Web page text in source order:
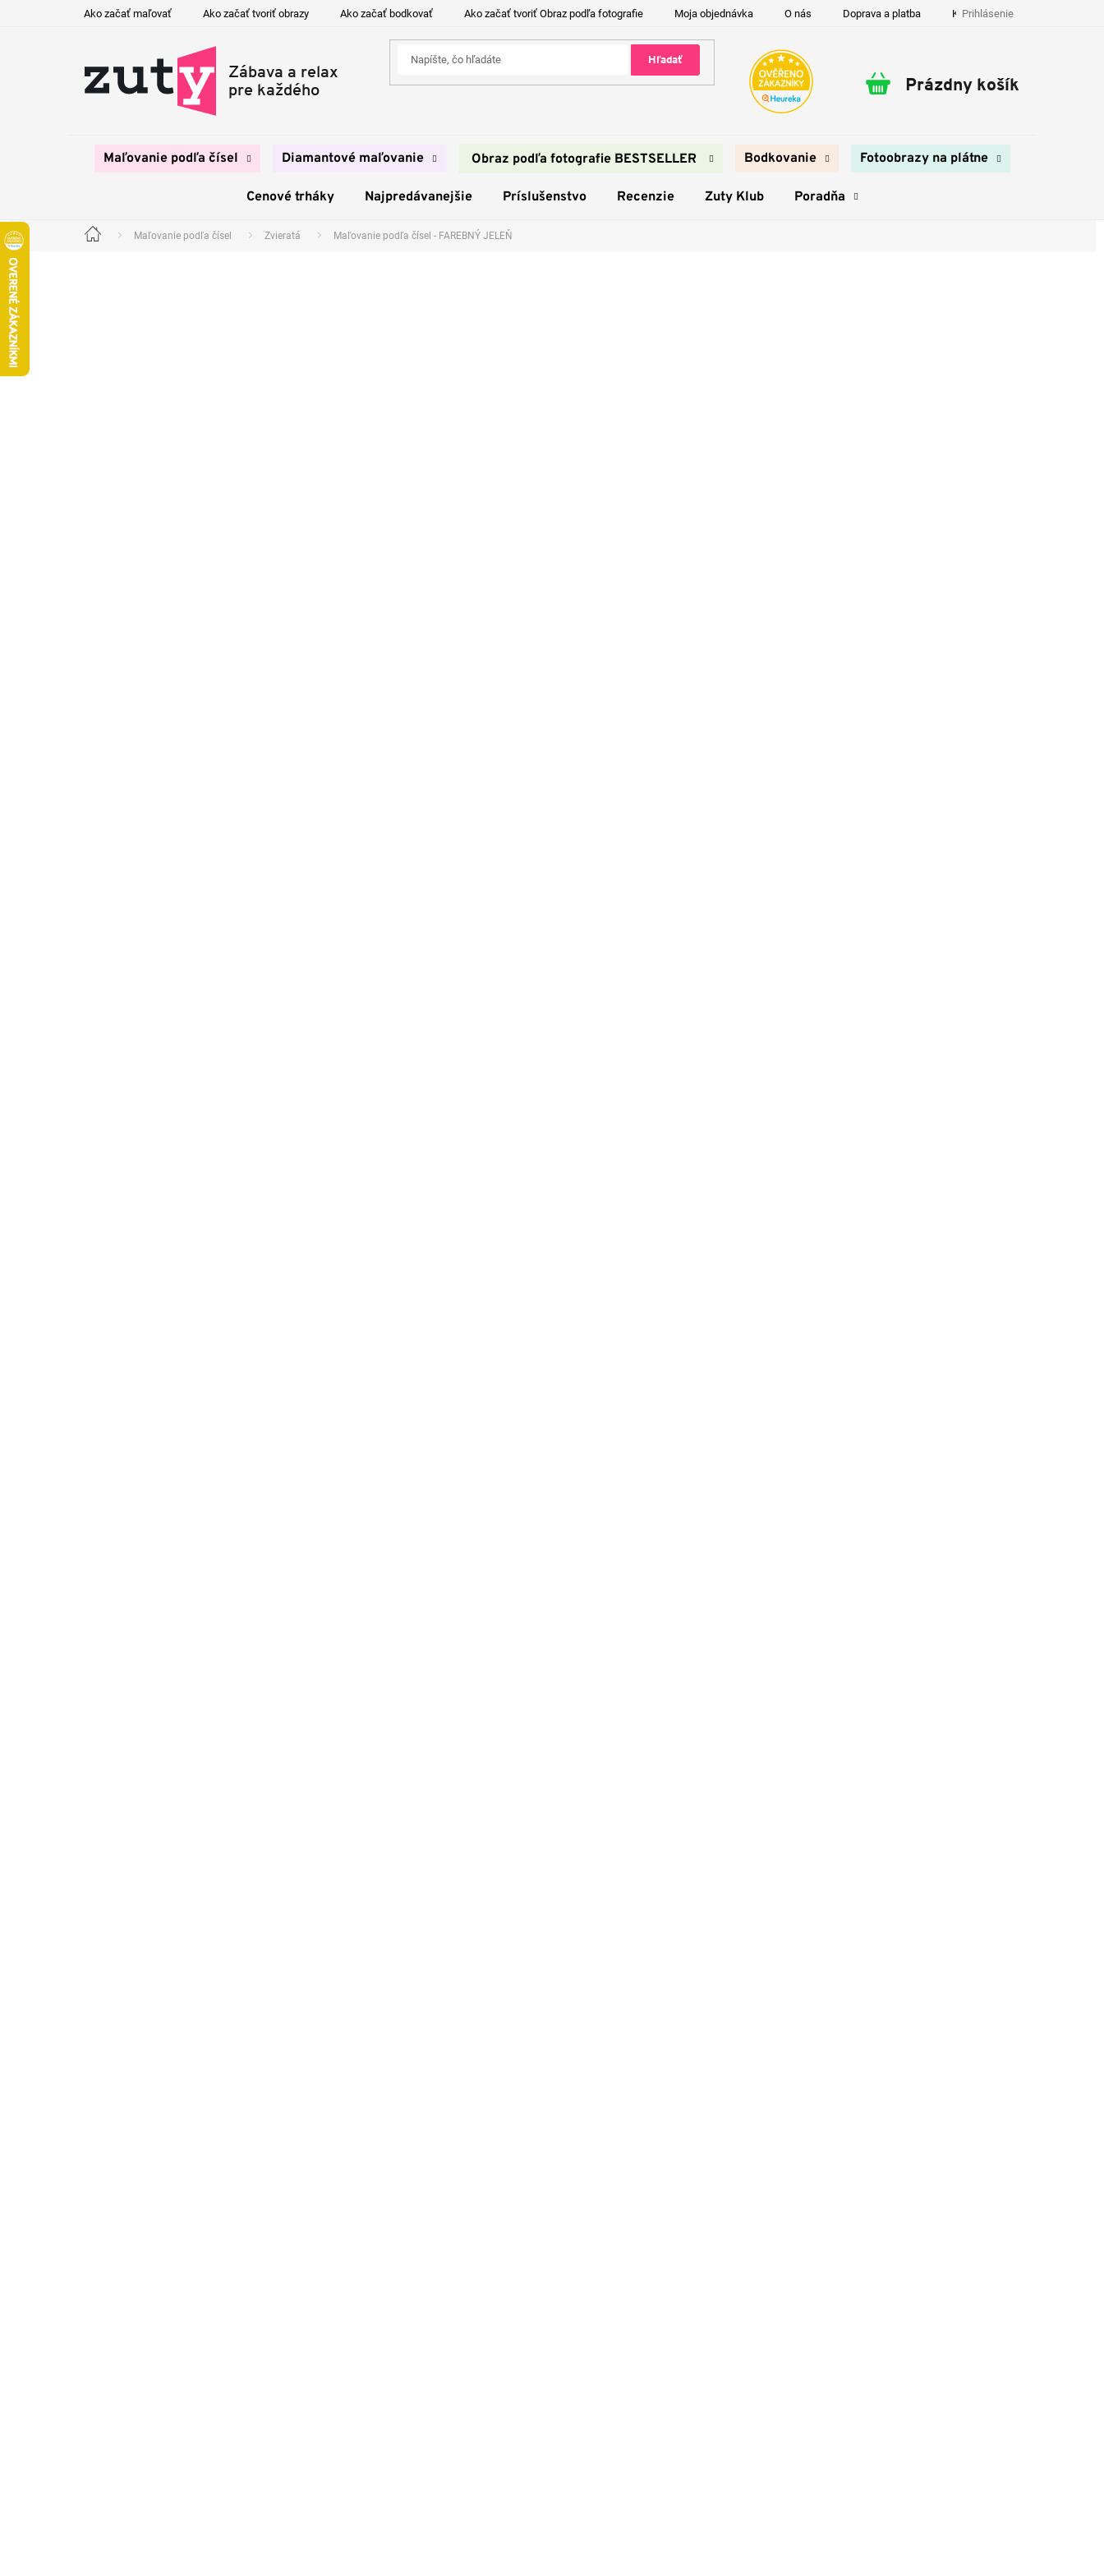
Ako začať maľovať Ako začať tvoriť obrazy Ako začať bodkovať Ako začať tvoriť Obraz podľa fotografie Moja objednávka O nás Doprava a platba Kontakty
Prihlásenie
Hľadať
Nákupný
Prázdny košík
Maľovanie podľa čísel Diamantové maľovanie Obraz podľa fotografie BESTSELLER Bodkovanie Fotoobrazy na plátne
Cenové trháky Najpredávanejšie Príslušenstvo Recenzie Zuty Klub Poradňa
Domov Maľovanie podľa čísel Zvieratá Maľovanie podľa čísel - FAREBNÝ JELEŇ